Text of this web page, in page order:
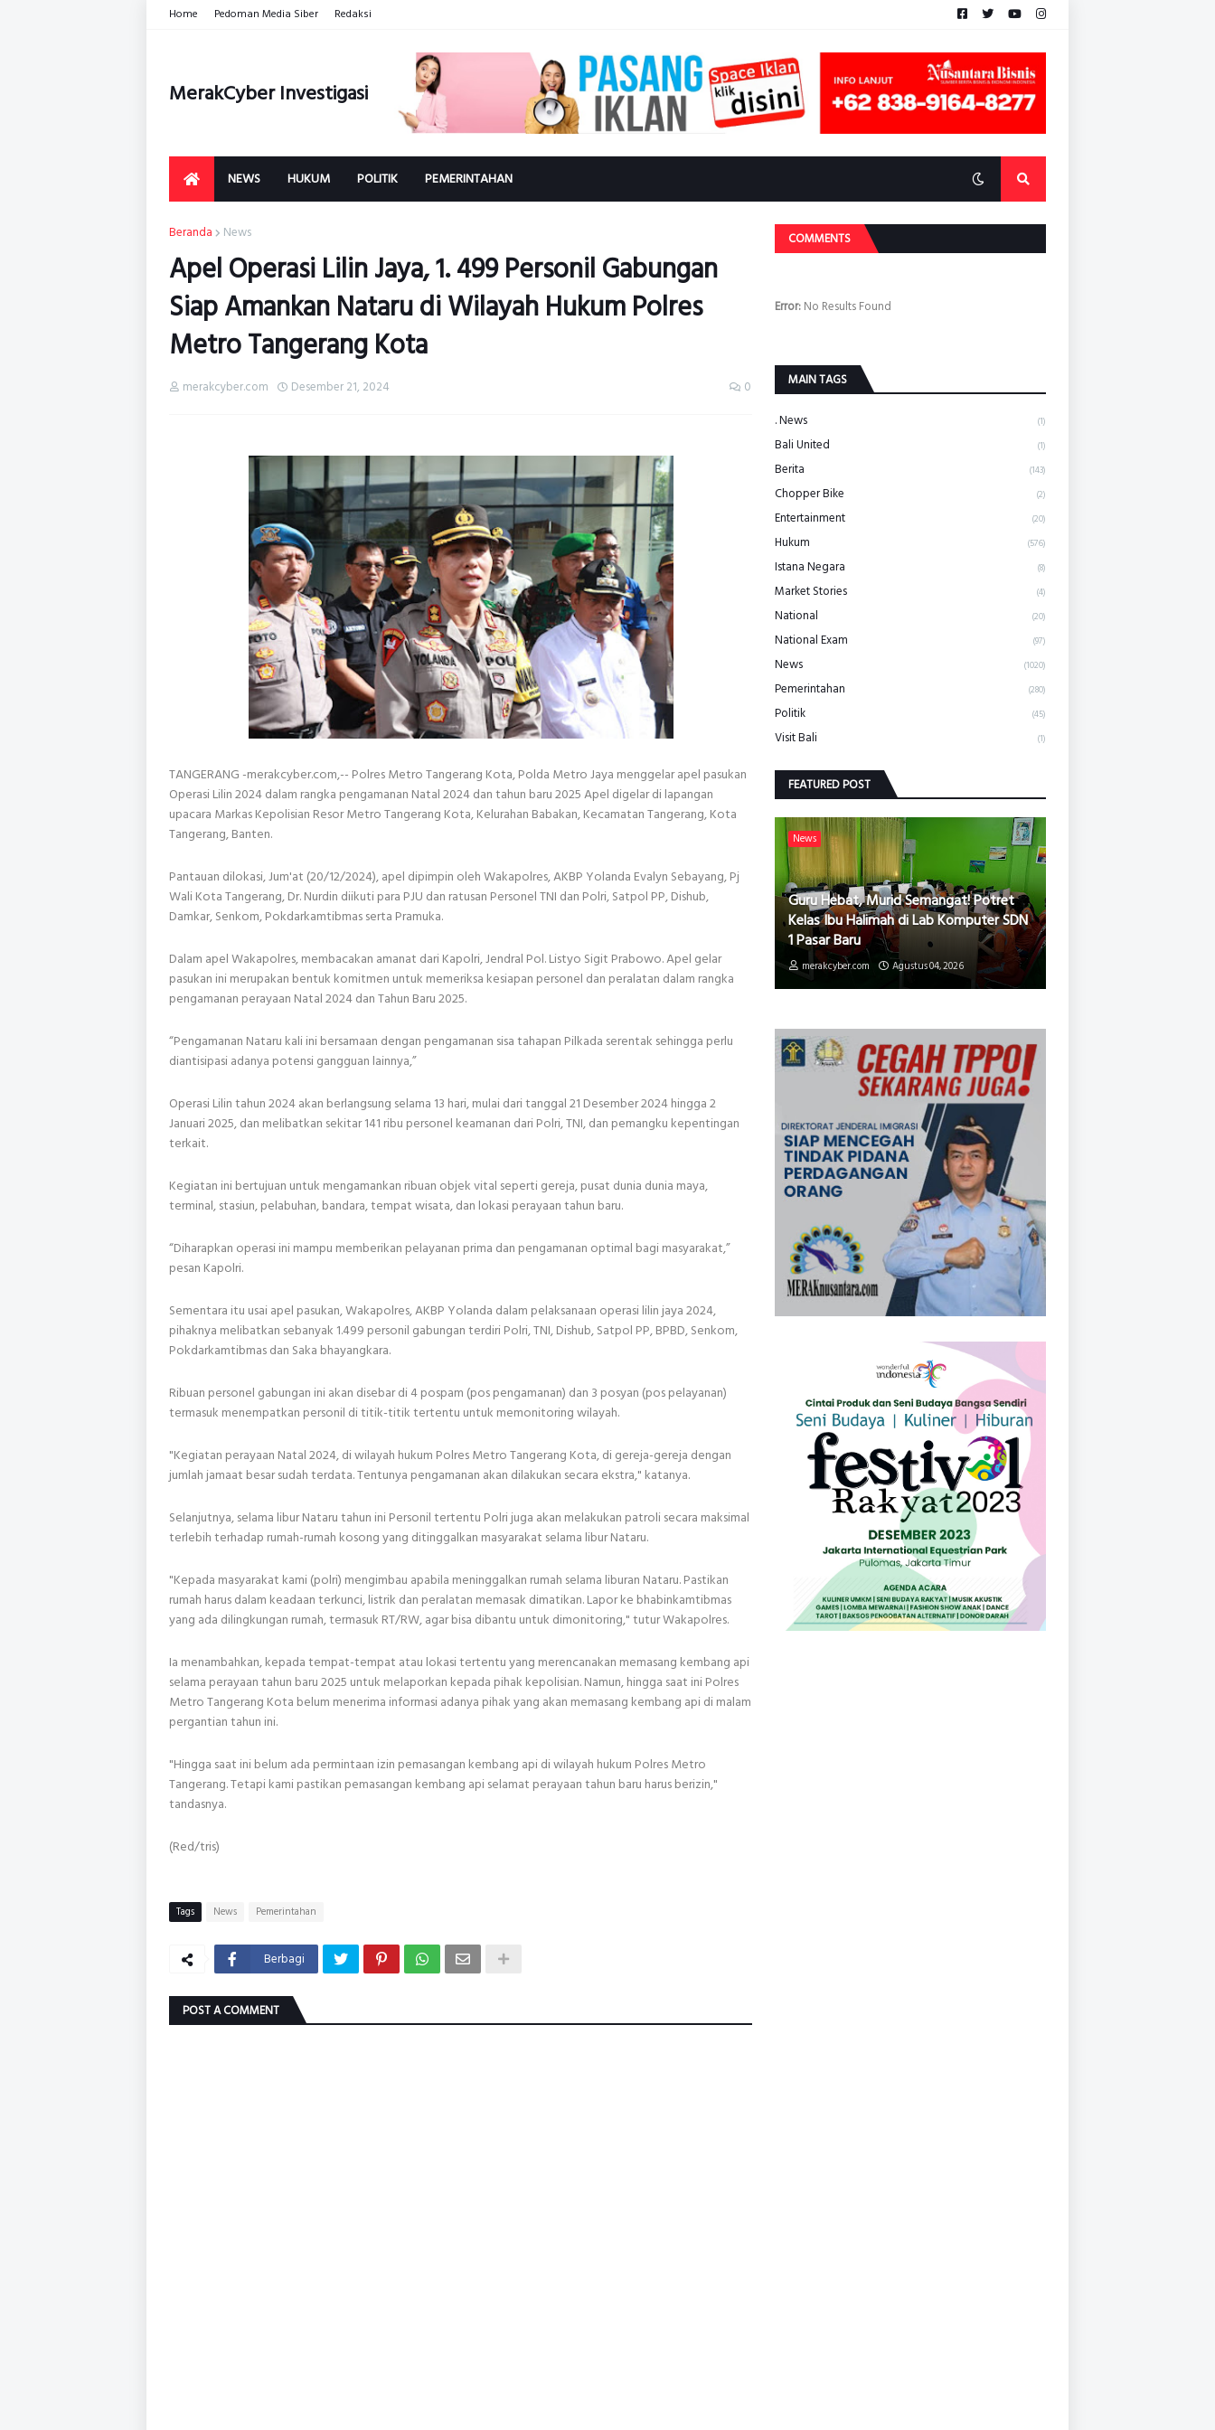
Home Pedoman Media Siber Redaksi
MerakCyber Investigasi
NEWS HUKUM POLITIK PEMERINTAHAN
Beranda News
Apel Operasi Lilin Jaya, 1. 499 Personil Gabungan
Siap Amankan Nataru di Wilayah Hukum Polres
Metro Tangerang Kota
merakcyber.com Desember 21, 2024 0
TANGERANG -merakcyber.com,-- Polres Metro Tangerang Kota, Polda Metro Jaya menggelar apel pasukan
Operasi Lilin 2024 dalam rangka pengamanan Natal 2024 dan tahun baru 2025 Apel digelar di lapangan
upacara Markas Kepolisian Resor Metro Tangerang Kota, Kelurahan Babakan, Kecamatan Tangerang, Kota
Tangerang, Banten.
Pantauan dilokasi, Jum'at (20/12/2024), apel dipimpin oleh Wakapolres, AKBP Yolanda Evalyn Sebayang, Pj
Wali Kota Tangerang, Dr. Nurdin diikuti para PJU dan ratusan Personel TNI dan Polri, Satpol PP, Dishub,
Damkar, Senkom, Pokdarkamtibmas serta Pramuka.
Dalam apel Wakapolres, membacakan amanat dari Kapolri, Jendral Pol. Listyo Sigit Prabowo. Apel gelar
pasukan ini merupakan bentuk komitmen untuk memeriksa kesiapan personel dan peralatan dalam rangka
pengamanan perayaan Natal 2024 dan Tahun Baru 2025.
“Pengamanan Nataru kali ini bersamaan dengan pengamanan sisa tahapan Pilkada serentak sehingga perlu
diantisipasi adanya potensi gangguan lainnya,”
Operasi Lilin tahun 2024 akan berlangsung selama 13 hari, mulai dari tanggal 21 Desember 2024 hingga 2
Januari 2025, dan melibatkan sekitar 141 ribu personel keamanan dari Polri, TNI, dan pemangku kepentingan
terkait.
Kegiatan ini bertujuan untuk mengamankan ribuan objek vital seperti gereja, pusat dunia dunia maya,
terminal, stasiun, pelabuhan, bandara, tempat wisata, dan lokasi perayaan tahun baru.
“Diharapkan operasi ini mampu memberikan pelayanan prima dan pengamanan optimal bagi masyarakat,”
pesan Kapolri.
Sementara itu usai apel pasukan, Wakapolres, AKBP Yolanda dalam pelaksanaan operasi lilin jaya 2024,
pihaknya melibatkan sebanyak 1.499 personil gabungan terdiri Polri, TNI, Dishub, Satpol PP, BPBD, Senkom,
Pokdarkamtibmas dan Saka bhayangkara.
Ribuan personel gabungan ini akan disebar di 4 pospam (pos pengamanan) dan 3 posyan (pos pelayanan)
termasuk menempatkan personil di titik-titik tertentu untuk memonitoring wilayah.
"Kegiatan perayaan Natal 2024, di wilayah hukum Polres Metro Tangerang Kota, di gereja-gereja dengan
jumlah jamaat besar sudah terdata. Tentunya pengamanan akan dilakukan secara ekstra," katanya.
Selanjutnya, selama libur Nataru tahun ini Personil tertentu Polri juga akan melakukan patroli secara maksimal
terlebih terhadap rumah-rumah kosong yang ditinggalkan masyarakat selama libur Nataru.
"Kepada masyarakat kami (polri) mengimbau apabila meninggalkan rumah selama liburan Nataru. Pastikan
rumah harus dalam keadaan terkunci, listrik dan peralatan memasak dimatikan. Lapor ke bhabinkamtibmas
yang ada dilingkungan rumah, termasuk RT/RW, agar bisa dibantu untuk dimonitoring," tutur Wakapolres.
Ia menambahkan, kepada tempat-tempat atau lokasi tertentu yang merencanakan memasang kembang api
selama perayaan tahun baru 2025 untuk melaporkan kepada pihak kepolisian. Namun, hingga saat ini Polres
Metro Tangerang Kota belum menerima informasi adanya pihak yang akan memasang kembang api di malam
pergantian tahun ini.
"Hingga saat ini belum ada permintaan izin pemasangan kembang api di wilayah hukum Polres Metro
Tangerang. Tetapi kami pastikan pemasangan kembang api selamat perayaan tahun baru harus berizin,"
tandasnya.
(Red/tris)
Tags News Pemerintahan
Berbagi
POST A COMMENT
COMMENTS
Error:No Results Found
MAIN TAGS
. News (1)
Bali United (1)
Berita (143)
Chopper Bike (2)
Entertainment (20)
Hukum (576)
Istana Negara (8)
Market Stories (4)
National (20)
National Exam (97)
News (1020)
Pemerintahan (280)
Politik (45)
Visit Bali (1)
FEATURED POST
News
Guru Hebat, Murid Semangat! Potret
Kelas Ibu Halimah di Lab Komputer SDN
1 Pasar Baru
merakcyber.com Agustus 04, 2026